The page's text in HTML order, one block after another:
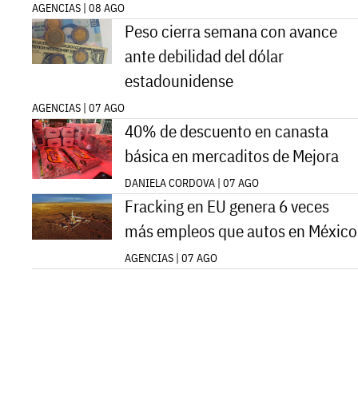
AGENCIAS | 08 AGO
Peso cierra semana con avance
ante debilidad del dólar
estadounidense
AGENCIAS | 07 AGO
40% de descuento en canasta
básica en mercaditos de Mejora
DANIELA CORDOVA | 07 AGO
Fracking en EU genera 6 veces
más empleos que autos en México
AGENCIAS | 07 AGO